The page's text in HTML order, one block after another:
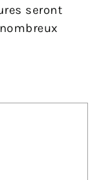
seront